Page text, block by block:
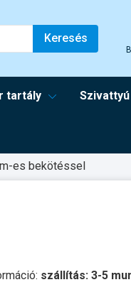
Keresés
tartály
es bekötéssel
szállítás: 3-5